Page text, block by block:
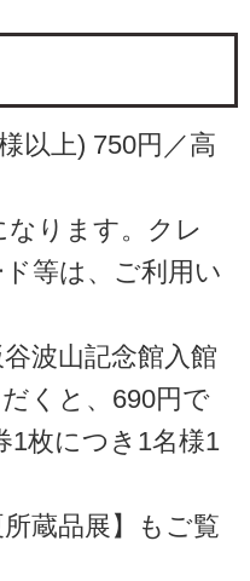
以上) 750円／高
ります。クレ
等は、ご利用い
波山記念館入館
くと、690円で
1枚につき1名様1
蔵品展】もご覧